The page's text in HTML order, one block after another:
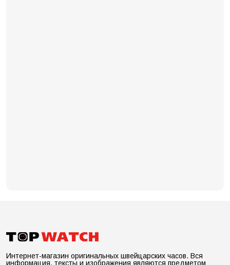
Интернет-магазин оригинальных швейцарских часов. Вся
информация, тексты и изображения являются предметом